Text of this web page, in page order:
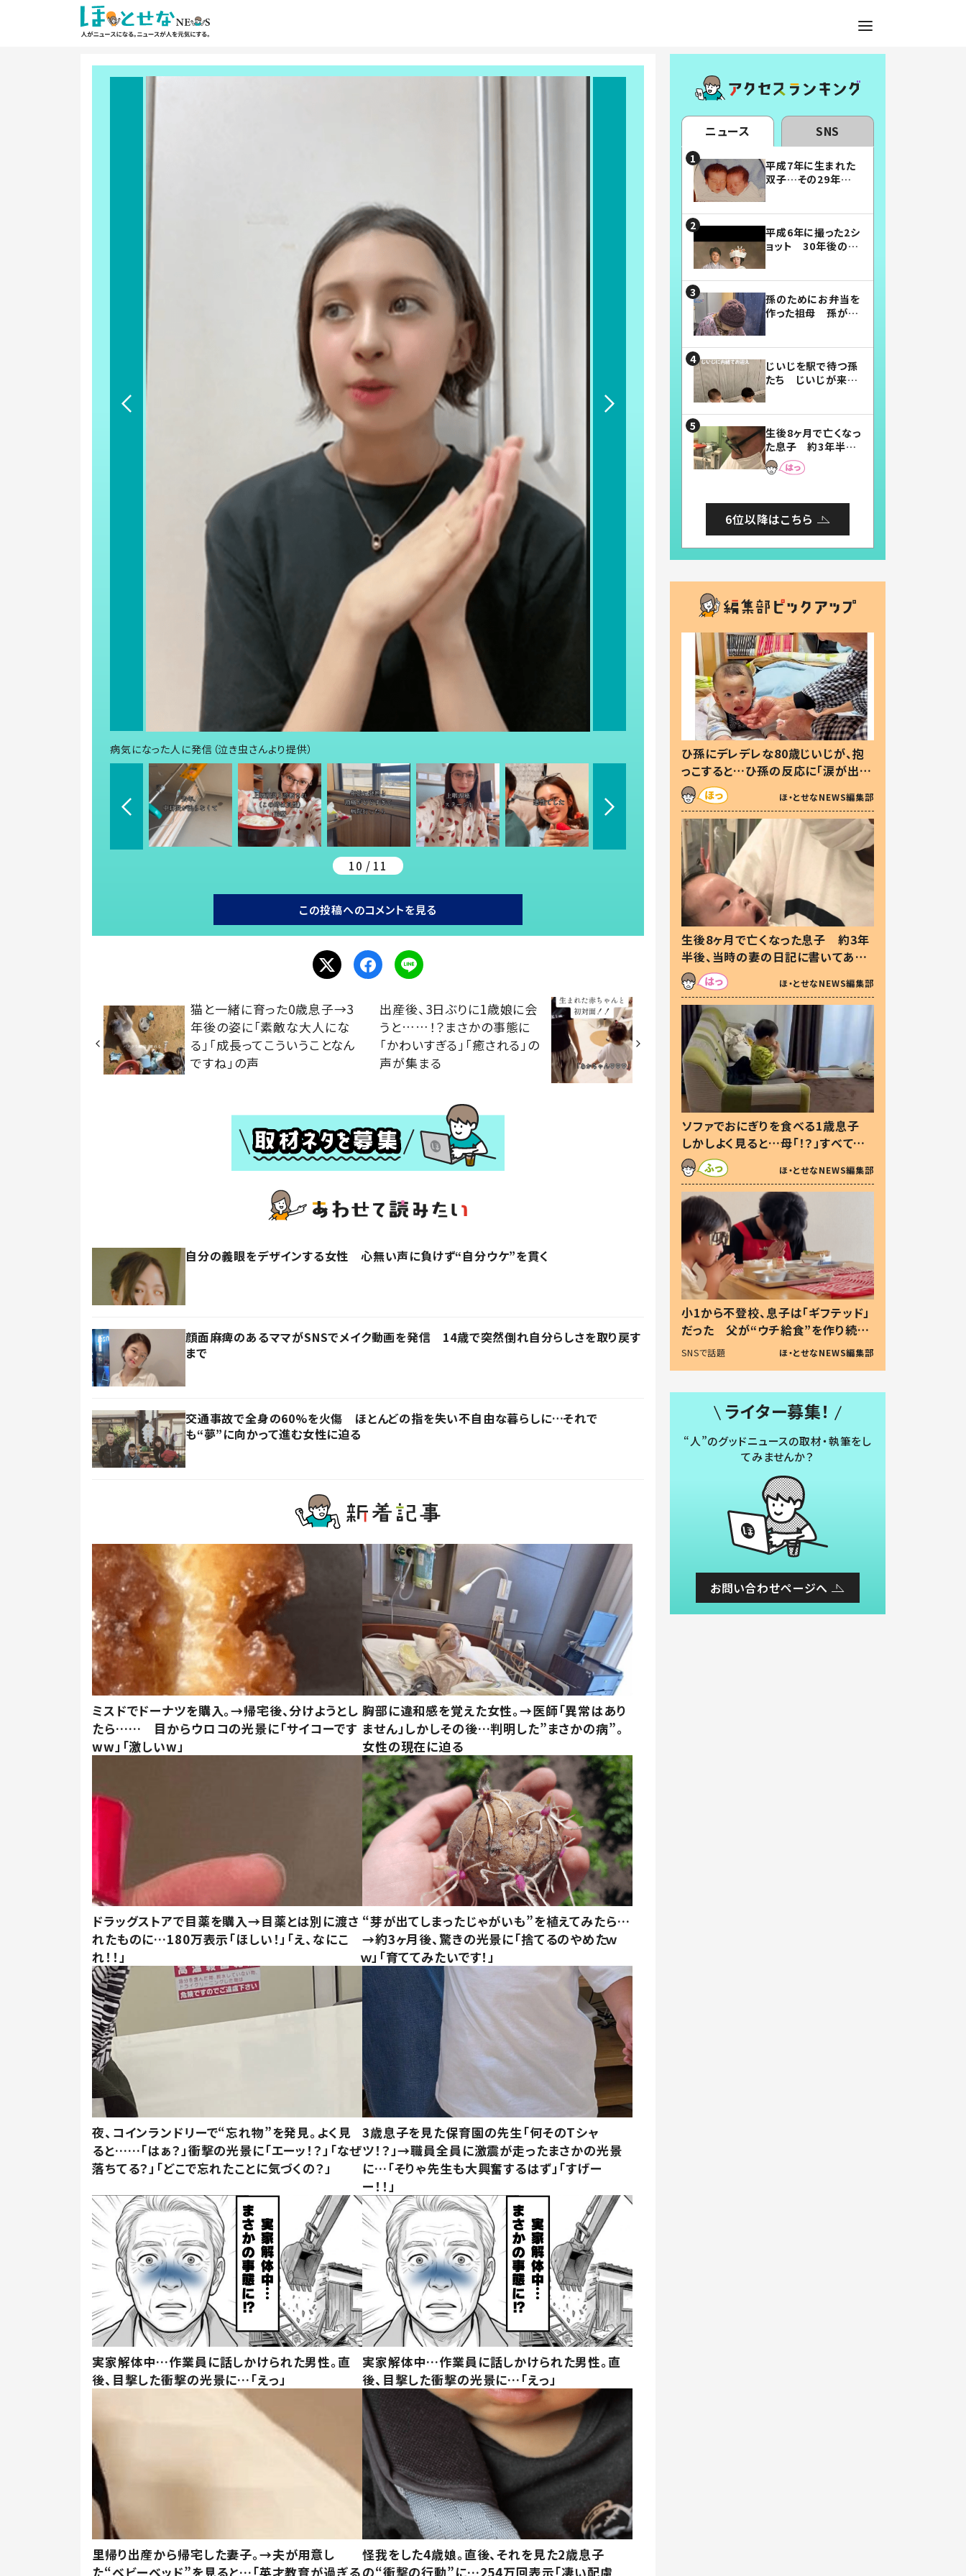
病気になった人に発信（泣き虫さんより提供）
10 / 11
この投稿へのコメントを見る
猫と一緒に育った0歳息子→3
年後の姿に「素敵な大人にな
る」「成長ってこういうことなん
ですね」の声
出産後、3日ぶりに1歳娘に会
うと……！？まさかの事態に
「かわいすぎる」「癒される」の
声が集まる
自分の義眼をデザインする女性 心無い声に負けず“自分ウケ”を貫く
顔面麻痺のあるママがSNSでメイク動画を発信 14歳で突然倒れ自分らしさを取り戻す
まで
交通事故で全身の60%を火傷 ほとんどの指を失い不自由な暮らしに…それで
も“夢”に向かって進む女性に迫る
ミスドでドーナツを購入。→帰宅後、分けようとし
たら…… 目からウロコの光景に「サイコーです
ww」「激しいw」
胸部に違和感を覚えた女性。→医師「異常はあり
ません」しかしその後…判明した”まさかの病”。
女性の現在に迫る
ドラッグストアで目薬を購入→目薬とは別に渡さ
れたものに…180万表示「ほしい！」「え、なにこ
れ！！」
“芽が出てしまったじゃがいも”を植えてみたら…
→約3ヶ月後、驚きの光景に「捨てるのやめたｗ
ｗ」「育ててみたいです！」
夜、コインランドリーで“忘れ物”を発見。よく見
ると……「はぁ？」衝撃の光景に「エーッ！？」「なぜ
落ちてる？」「どこで忘れたことに気づくの？」
3歳息子を見た保育園の先生「何そのTシャ
ツ！？」→職員全員に激震が走ったまさかの光景
に…「そりゃ先生も大興奮するはず」「すげー
ー！！」
実家解体中…作業員に話しかけられた男性。直
後、目撃した衝撃の光景に…「えっ」
実家解体中…作業員に話しかけられた男性。直
後、目撃した衝撃の光景に…「えっ」
里帰り出産から帰宅した妻子。→夫が用意し
た“ベビーベッド”を見ると…「英才教育が過ぎる
怪我をした4歳娘。直後、それを見た2歳息子
の“衝撃の行動”に…254万回表示「凄い配慮
ニュース SNS
平成7年に生まれた
双子…その29年後
平成6年に撮った2シ
ョット 30年後の姿
孫のためにお弁当を
作った祖母 孫が絶
じいじを駅で待つ孫
たち じいじが来た
まらない」「幸せにな
れる」
生後8ヶ月で亡くなっ
た息子 約3年半
後、当時の妻の日記
に書いてあった本音
6位以降はこちら
ひ孫にデレデレな80歳じいじが、抱
っこすると…ひ孫の反応に「涙が出ま
した」「可愛くて仕方ない」
ほ・とせなNEWS編集部
生後8ヶ月で亡くなった息子 約3年
半後、当時の妻の日記に書いてあっ
た本音とは
ほ・とせなNEWS編集部
ソファでおにぎりを食べる1歳息子
しかしよく見ると…母「！？」すべてを
察した母の投稿に「可愛いから許
す！」「現行犯〜」
ほ・とせなNEWS編集部
小1から不登校、息子は「ギフテッド」
だった 父が“ウチ給食”を作り続け
る理由とは #令和の親 #令和の子
SNSで話題 ほ・とせなNEWS編集部
ライター募集！
“人”のグッドニュースの取材・執筆をし
てみませんか？
お問い合わせページへ